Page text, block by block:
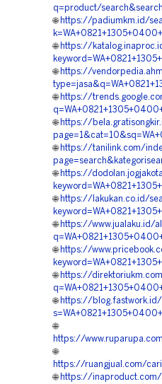
q=product/
🌐 https://padiumkm.id/
🌐 https://
🌐 https://
🌐 https://
🌐 https://
🌐 https://tanilink.com/
🌐 https://
🌐 https://lakukan.co.id/
🌐 https://www.jualaku.id/
🌐 https://
🌐 https://
🌐 https://blog.fastwork.id/
🌐
https://
🌐
https://ruangjual.com/
🌐 https://inaproduct.com/